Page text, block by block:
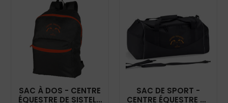
SAC À DOS - CENTRE
ÉQUESTRE DE SISTELS
SAC DE SPORT -
CENTRE ÉQUESTRE DE